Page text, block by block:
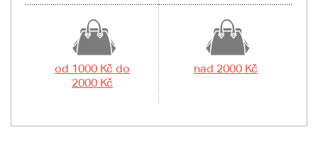
od 1000 Kč do
2000 Kč
nad 2000 Kč